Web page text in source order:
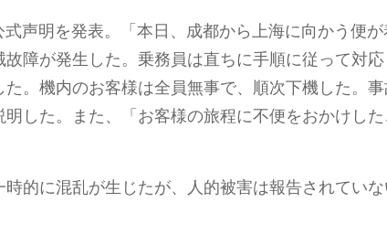
声明を発表。「本日、成都から上海に向かう便
障が発生した。乗務員は直ちに手順に従って対
。機内のお客様は全員無事で、順次下機した。
した。また、「お客様の旅程に不便をおかけし
的に混乱が生じたが、人的被害は報告されてい